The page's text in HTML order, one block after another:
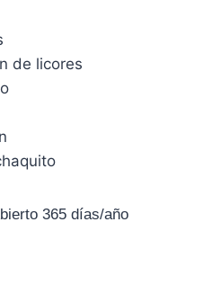
de licores
365 días/año